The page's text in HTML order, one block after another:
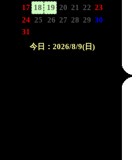
17 18 19 20 21 22 23
24 25 26 27 28 29 30
31
今日：2026/8/9(日)